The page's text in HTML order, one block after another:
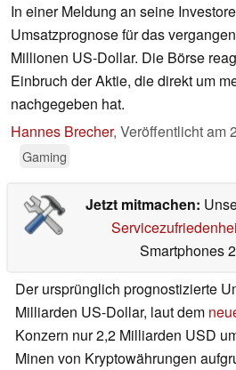
In einer Meldung an seine
Umsatzprognose für das
Millionen US-Dollar. Die Börse
Einbruch der Aktie, die direkt um
nachgegeben hat.
Hannes Brecher, Veröffentlicht am
Gaming
Jetzt mitmachen:
Smartphones
Der ursprünglich prognostizierte
Milliarden US-Dollar, laut dem
Konzern nur 2,2 Milliarden USD
Minen von Kryptowährungen